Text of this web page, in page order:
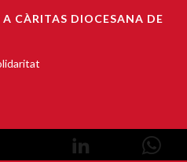
CÀRITAS DIOCESANA DE
Barcelona |Avís Legal|